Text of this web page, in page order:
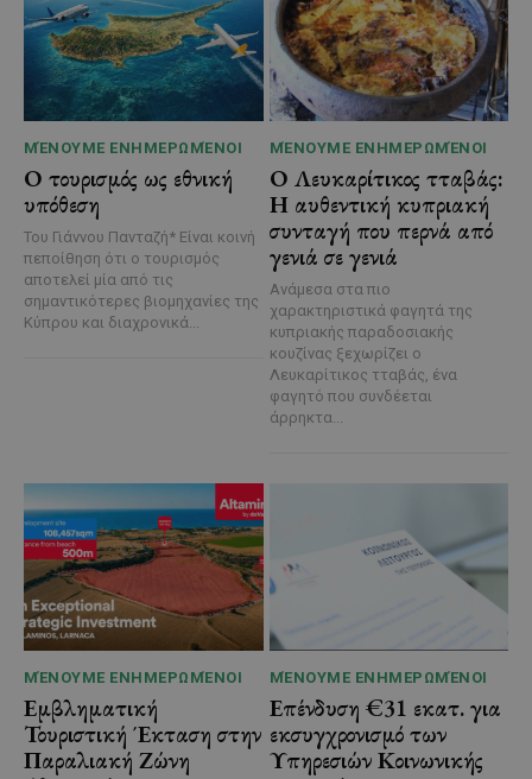
ΜΈΝΟΥΜΕ ΕΝΗΜΕΡΩΜΈΝΟΙ
Ο τουρισμός ως εθνική
υπόθεση
Του Γιάννου Πανταζή* Είναι κοινή
πεποίθηση ότι ο τουρισμός
αποτελεί μία από τις
σημαντικότερες βιομηχανίες της
Κύπρου και διαχρονικά...
ΜΈΝΟΥΜΕ ΕΝΗΜΕΡΩΜΈΝΟΙ
Ο Λευκαρίτικος τταβάς:
Η αυθεντική κυπριακή
συνταγή που περνά από
γενιά σε γενιά
Ανάμεσα στα πιο
χαρακτηριστικά φαγητά της
κυπριακής παραδοσιακής
κουζίνας ξεχωρίζει ο
Λευκαρίτικος τταβάς, ένα
φαγητό που συνδέεται
άρρηκτα...
ΜΈΝΟΥΜΕ ΕΝΗΜΕΡΩΜΈΝΟΙ
Εμβληματική
Τουριστική Έκταση στην
Παραλιακή Ζώνη
ΜΈΝΟΥΜΕ ΕΝΗΜΕΡΩΜΈΝΟΙ
Επένδυση €31 εκατ. για
εκσυγχρονισμό των
Υπηρεσιών Κοινωνικής